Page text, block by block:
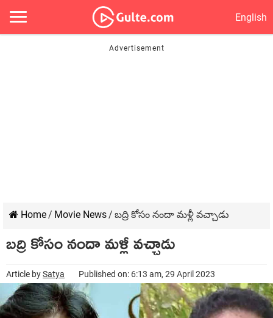
English
Home/ Movie News/ బ‌ద్రి కోసం నందా మళ్లీ వచ్చాడు
బ‌ద్రి కోసం నందా మళ్లీ వచ్చాడు
Article bySatya Published on: 6:13 am, 29 April 2023